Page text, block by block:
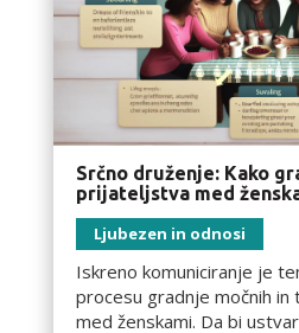
Srčno druženje: Kako
prijateljstva med
Ljubezen in odnosi
Iskreno komuniciranje je
procesu gradnje močnih
med ženskami. Da bi